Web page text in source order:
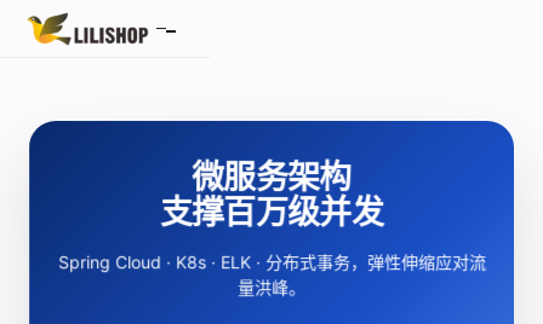
标准产品
S2B2C 供应商商城
微服务架构
支撑百万级并发
Spring Cloud · K8s · ELK · 分布式事务，弹性伸缩应对流
量洪峰。